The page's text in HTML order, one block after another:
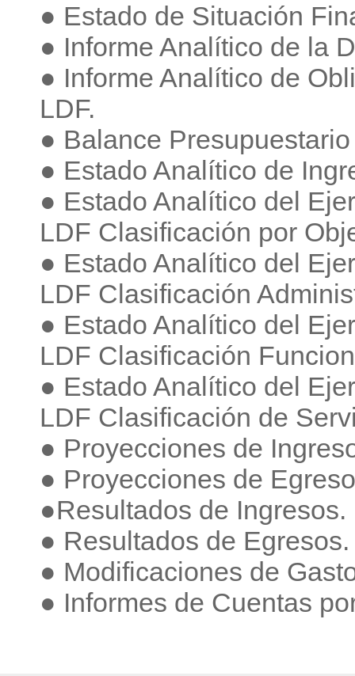
● Estado de Situación
● Informe Analítico de la
● Informe Analítico de
LDF.
● Balance Presupuestario
● Estado Analítico de
● Estado Analítico del
LDF Clasificación por
● Estado Analítico del
LDF Clasificación
● Estado Analítico del
LDF Clasificación
● Estado Analítico del
LDF Clasificación de
● Proyecciones de
● Proyecciones de
●Resultados de Ingresos.
● Resultados de Egresos.
● Modificaciones de
● Informes de Cuentas